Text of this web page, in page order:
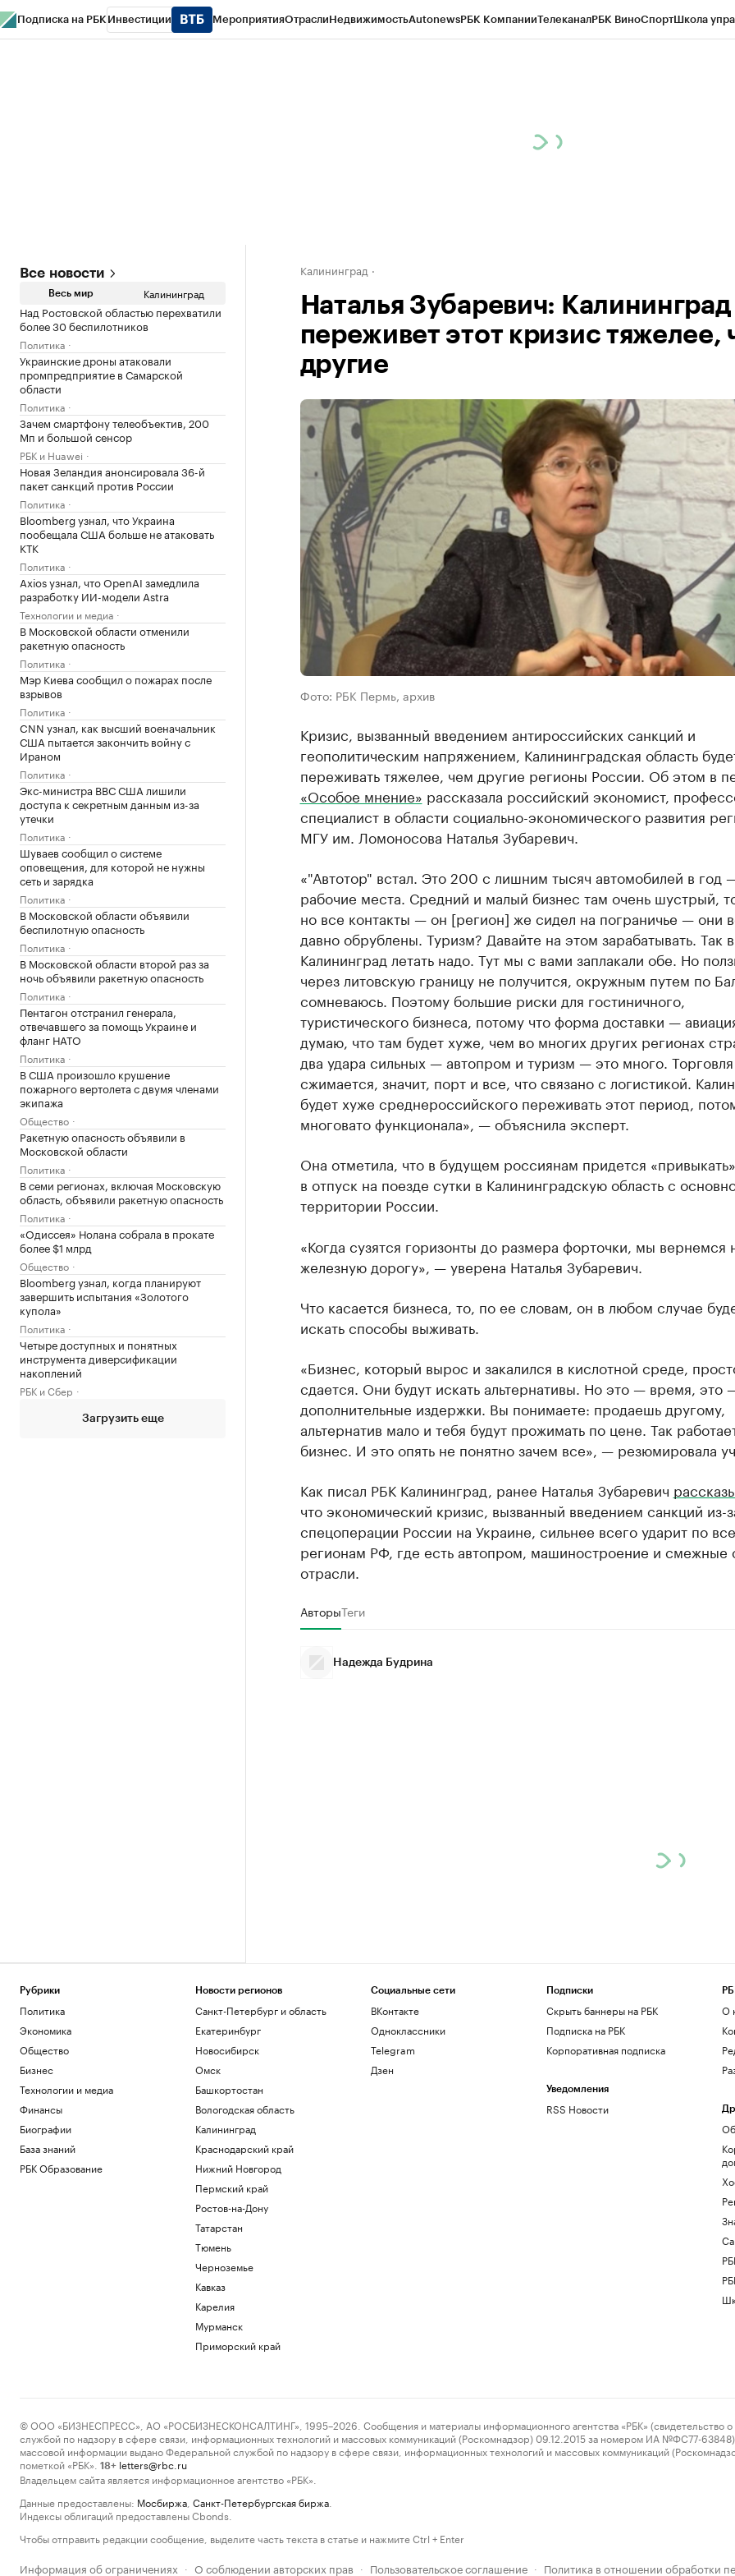
Подписка на РБК Инвестиции МероприятияОтраслиНедвижимостьAutonewsРБК КомпанииТелеканалРБК ВиноСпортШкола
Все новости
Весь мир Калининград
Над Ростовской областью перехватили
более 30 беспилотников
Политика
Украинские дроны атаковали
промпредприятие в Самарской
области
Политика
Зачем смартфону телеобъектив, 200
Мп и большой сенсор
РБК и Huawei
Новая Зеландия анонсировала 36-й
пакет санкций против России
Политика
Bloomberg узнал, что Украина
пообещала США больше не атаковать
КТК
Политика
Axios узнал, что OpenAI замедлила
разработку ИИ-модели Astra
Технологии и медиа
В Московской области отменили
ракетную опасность
Политика
Мэр Киева сообщил о пожарах после
взрывов
Политика
CNN узнал, как высший военачальник
США пытается закончить войну с
Ираном
Политика
Экс-министра ВВС США лишили
доступа к секретным данным из-за
утечки
Политика
Шуваев сообщил о системе
оповещения, для которой не нужны
сеть и зарядка
Политика
В Московской области объявили
беспилотную опасность
Политика
В Московской области второй раз за
ночь объявили ракетную опасность
Политика
Пентагон отстранил генерала,
отвечавшего за помощь Украине и
фланг НАТО
Политика
В США произошло крушение
пожарного вертолета с двумя членами
экипажа
Общество
Ракетную опасность объявили в
Московской области
Политика
В семи регионах, включая Московскую
область, объявили ракетную опасность
Политика
«Одиссея» Нолана собрала в прокате
более $1 млрд
Общество
Bloomberg узнал, когда планируют
завершить испытания «Золотого
купола»
Политика
Четыре доступных и понятных
инструмента диверсификации
накоплений
РБК и Сбер
Загрузить еще
Калининград
Наталья Зубаревич: Калининград
переживет этот кризис тяжелее,
другие
Фото: РБК Пермь, архив
Кризис, вызванный введением антироссийских санкций и
геополитическим напряжением, Калининградская область
переживать тяжелее, чем другие регионы России. Об этом в
«Особое мнение» рассказала российский экономист,
специалист в области социально-экономического развития
МГУ им. Ломоносова Наталья Зубаревич.
«"Автотор" встал. Это 200 с лишним тысяч автомобилей в год
рабочие места. Средний и малый бизнес там очень шустрый,
но все контакты — он [регион] же сидел на пограничье — они
давно обрублены. Туризм? Давайте на этом зарабатывать. Так в
Калининград летать надо. Тут мы с вами заплакали обе. Но
через литовскую границу не получится, окружным путем по
сомневаюсь. Поэтому большие риски для гостиничного,
туристического бизнеса, потому что форма доставки —
думаю, что там будет хуже, чем во многих других регионах
два удара сильных — автопром и туризм — это много.
сжимается, значит, порт и все, что связано с логистикой.
будет хуже среднероссийского переживать этот период,
многовато функционала», — объяснила эксперт.
Она отметила, что в будущем россиянам придется
в отпуск на поезде сутки в Калининградскую область с
территории России.
«Когда сузятся горизонты до размера форточки, мы вернемся
железную дорогу», — уверена Наталья Зубаревич.
Что касается бизнеса, то, по ее словам, он в любом случае
искать способы выживать.
«Бизнес, который вырос и закалился в кислотной среде,
сдается. Они будут искать альтернативы. Но это — время, это
дополнительные издержки. Вы понимаете: продаешь другому,
альтернатив мало и тебя будут прожимать по цене. Так
бизнес. И это опять не понятно зачем все», — резюмировала
Как писал РБК Калининград, ранее Наталья Зубаревич
что экономический кризис, вызванный введением санкций из-
спецоперации России на Украине, сильнее всего ударит по
регионам РФ, где есть автопром, машиностроение и смежные
отрасли.
АвторыТеги
Надежда Будрина
Рубрики
Политика
Экономика
Общество
Бизнес
Технологии и медиа
Финансы
Биографии
База знаний
РБК Образование
Новости регионов
Санкт-Петербург и область
Екатеринбург
Новосибирск
Омск
Башкортостан
Вологодская область
Калининград
Краснодарский край
Нижний Новгород
Пермский край
Ростов-на-Дону
Татарстан
Тюмень
Черноземье
Кавказ
Карелия
Мурманск
Приморский край
Социальные сети
ВКонтакте
Одноклассники
Telegram
Дзен
Подписки
Скрыть баннеры на РБК
Подписка на РБК
Корпоративная подписка
Уведомления
RSS Новости
О
© ООО «БИЗНЕСПРЕСС», АО «РОСБИЗНЕСКОНСАЛТИНГ», 1995–2026. Сообщения и материалы информационного агентства «РБК» (свидетельство о
службой по надзору в сфере связи, информационных технологий и массовых коммуникаций (Роскомнадзор) 09.12.2015 за номером ИА №ФС77-63848)
массовой информации выдано Федеральной службой по надзору в сфере связи, информационных технологий и массовых коммуникаций
пометкой «РБК».
18+ letters@rbc.ru
Владельцем сайта является информационное агентство «РБК».
Данные предоставлены: Мосбиржа Санкт-Петербургская биржа
Индексы облигаций предоставлены Cbonds.
Чтобы отправить редакции сообщение, выделите часть текста в статье и нажмите Ctrl + Enter
Информация об ограничениях · О соблюдении авторских прав · Пользовательское соглашение · Политика в отношении обработки